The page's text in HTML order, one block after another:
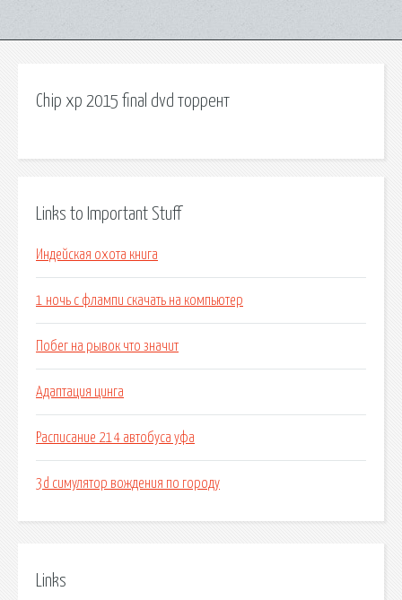
Chip xp 2015 final dvd торрент
Links to Important Stuff
Индейская охота книга
1 ночь с флампи скачать на компьютер
Побег на рывок что значит
Адаптация цинга
Расписание 214 автобуса уфа
3d симулятор вождения по городу
Links